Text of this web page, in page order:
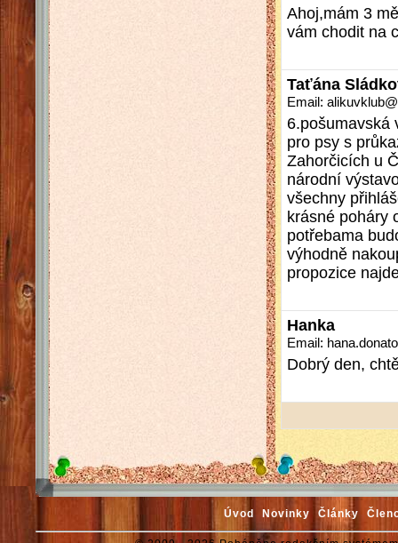
Ahoj,mám 3
vám chodit na
Taťána
Email:
6.pošumavská
pro psy s
Zahorčicích u
národní
všechny
krásné poháry
potřebama
výhodně
propozice
Hanka
Email:
Dobrý den,
Úvod Novinky Články